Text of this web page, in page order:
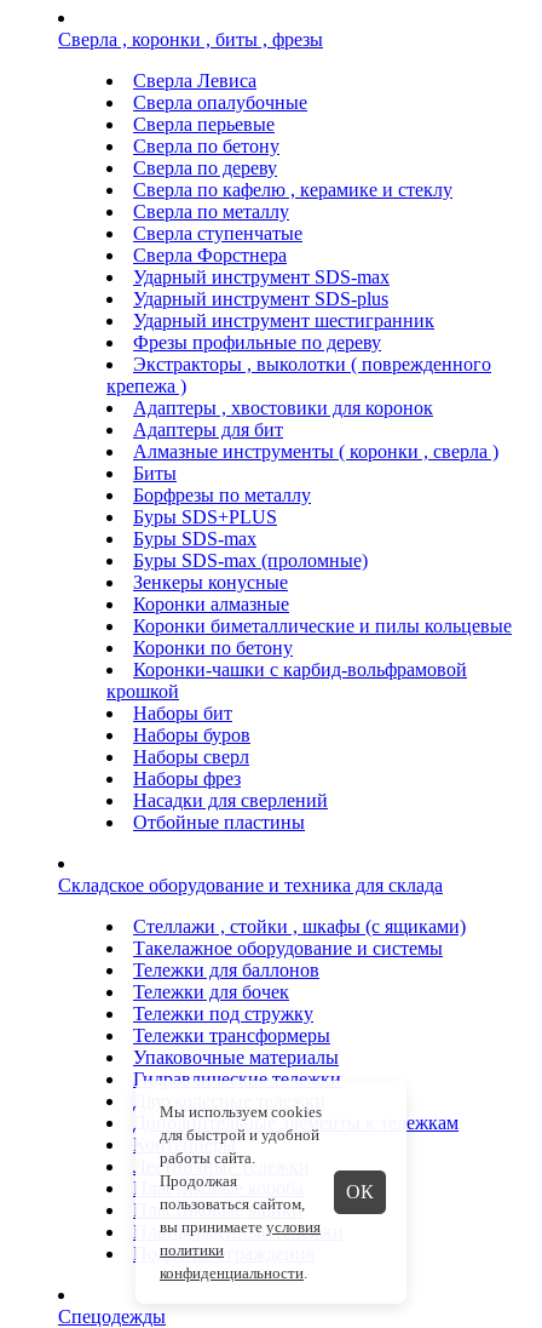
Сверла , коронки , биты , фрезы
Сверла Левиса
Сверла опалубочные
Сверла перьевые
Сверла по бетону
Сверла по дереву
Сверла по кафелю , керамике и стеклу
Сверла по металлу
Сверла ступенчатые
Сверла Форстнера
Ударный инструмент SDS-max
Ударный инструмент SDS-plus
Ударный инструмент шестигранник
Фрезы профильные по дереву
Экстракторы , выколотки ( поврежденного
крепежа )
Адаптеры , хвостовики для коронок
Адаптеры для бит
Алмазные инструменты ( коронки , сверла )
Биты
Борфрезы по металлу
Буры SDS+PLUS
Буры SDS-max
Буры SDS-max (проломные)
Зенкеры конусные
Коронки алмазные
Коронки биметаллические и пилы кольцевые
Коронки по бетону
Коронки-чашки с карбид-вольфрамовой
крошкой
Наборы бит
Наборы буров
Наборы сверл
Наборы фрез
Насадки для сверлений
Отбойные пластины
Складское оборудование и техника для склада
Стеллажи , стойки , шкафы (с ящиками)
Такелажное оборудование и системы
Тележки для баллонов
Тележки для бочек
Тележки под стружку
Тележки трансформеры
Упаковочные материалы
Гидравлические тележки
Двухколесные тележки
Дополнительные элементы к тележкам
Контейнеры
Лестничные тележки
Пластиковые короба
Пластиковые ящики
Платформенные тележки
Поддоны-ограждения
Спецодежды
Мы используем cookies
для быстрой и удобной
работы сайта.
Продолжая
пользоваться сайтом,
вы принимаете условия
политики
конфиденциальности.
ОК